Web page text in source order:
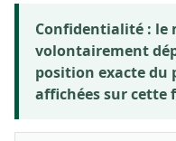
Confidentialité : le
volontairement
position exacte
affichées sur cette